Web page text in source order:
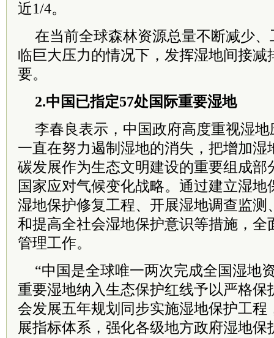
近1/4。
在当前全球森林资源总量不断减少
临巨大压力的情况下，发挥湿地间接减
要。
2.中国已指定57处国际重要湿地
李春良表示，中国政府高度重视湿
一直在努力遏制湿地的消失，把增加湿
碳发展作为生态文明建设的重要组成部
国家应对气候变化战略。通过建立湿地
湿地保护修复工程、开展湿地调查监测
和提高全社会湿地保护意识等措施，全
管理工作。
“中国是全球唯一两次完成全国湿地
重要湿地纳入生态保护红线予以严格保
会发展五年规划同步实施湿地保护工程
展指标体系，强化各级地方政府湿地保